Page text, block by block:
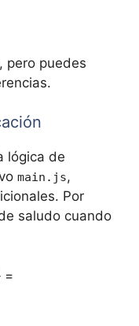
pero puedes
lógica de
main.js,
Por
saludo cuando
=